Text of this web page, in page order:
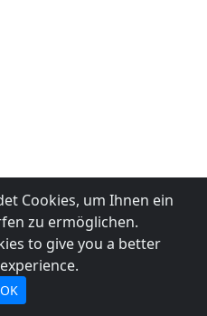
Cookies, um Ihnen ein
zu ermöglichen.
to give you a better
OK